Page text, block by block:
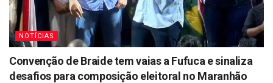
NOTÍCIAS
Convenção de Braide tem vaias a Fufuca e sinaliza
desafios para composição eleitoral no Maranhão